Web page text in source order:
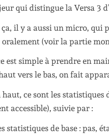
qui distingue la Versa 3
ça, il y a aussi un micro, qui
oralement (voir la partie
est simple à prendre en
vers le bas, on fait
haut, ce sont les
accessible), suivie par :
statistiques de base : pas,